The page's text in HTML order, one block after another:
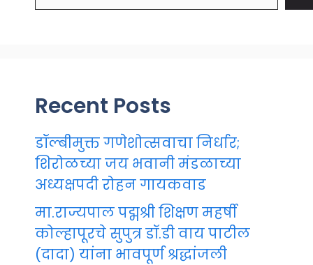
Recent Posts
डॉल्बीमुक्त गणेशोत्सवाचा निर्धार;
शिरोळच्या जय भवानी मंडळाच्या
अध्यक्षपदी रोहन गायकवाड
मा.राज्यपाल पद्मश्री शिक्षण महर्षी
कोल्हापूरचे सुपुत्र डॉ.डी वाय पाटील
(दादा) यांना भावपूर्ण श्रद्धांजली